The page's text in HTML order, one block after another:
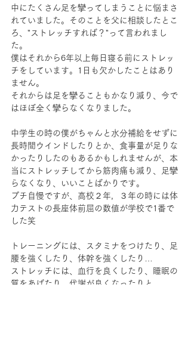
中にたくさん足を攣ってしまうことに悩まさ
れていました。そのことを父に相談したとこ
ろ、"ストレッチすれば？"って言われまし
た。
僕はそれから6年以上毎日寝る前にストレッ
チをしています。1日も欠かしたことはあり
ません。
それからは足を攣ることもかなり減り、今で
はほぼ全く攣らなくなりました。
中学生の時の僕がちゃんと水分補給をせずに
長時間ウインドしたりとか、食事量が足りな
かったりしたのもあるかもしれませんが、本
当にストレッチしてから筋肉痛も減り、足攣
らなくなり、いいことばかりです。
プチ自慢ですが、高校２年，３年の時には体
力テストの長座体前屈の数値が学校で1番で
した笑
トレーニングには、スタミナをつけたり、足
腰を強くしたり、体幹を強くしたり…
ストレッチには、血行を良くしたり、睡眠の
質をあげたり、代謝が良くなったりと